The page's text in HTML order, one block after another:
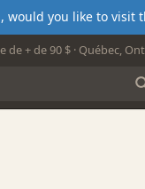
you like to visit
+ de 90 $ · Québec,